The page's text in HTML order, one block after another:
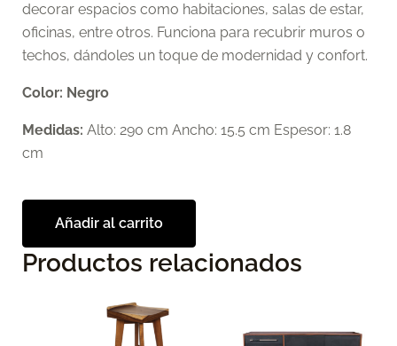
decorar espacios como habitaciones, salas de estar,
oficinas, entre otros. Funciona para recubrir muros o
techos, dándoles un toque de modernidad y confort.
Color: Negro
Medidas: Alto: 290 cm Ancho: 15.5 cm Espesor: 1.8
cm
Añadir al carrito
Productos relacionados
tiene